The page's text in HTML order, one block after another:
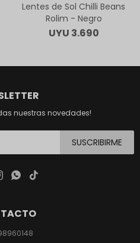
Lentes de Sol Chilli Beans
Rolim - Negro
UYU 3.690
nuestras novedades!
SUSCRIBIRME
 